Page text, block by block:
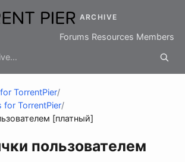
ARCHIVE
Forums Resources Members
TorrentPier/
for TorrentPier/
[платный]
пользователем